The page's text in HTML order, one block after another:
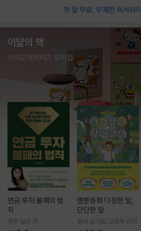
첫 달 무료, 무제한 독서라
이달의 책
산리오캐릭터즈 유리컵
연금 투자 불패의 법
칙
영주 닐슨 저
웹툰동화 다정한 말,
단단한 말
돌배 글그림/고정욱 원저